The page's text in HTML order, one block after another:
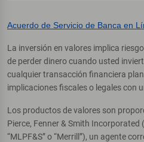
Acuerdo de Servicio de Banca en
La inversión en valores implica
de perder dinero cuando usted
cualquier transacción financiera
implicaciones fiscales o legales con
Los productos de valores son
Pierce, Fenner & Smith
“MLPF&S” o “Merrill”), un agente